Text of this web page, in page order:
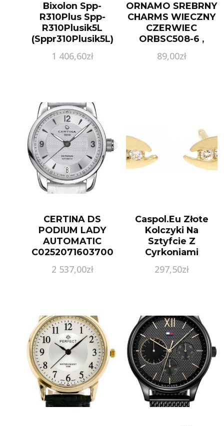
Bixolon Spp-
R310Plus Spp-
R310Plusik5L
(Sppr310Plusik5L)
1 406,60zł
ORNAMO SREBRNY
CHARMS WIECZNY
CZERWIEC
ORBSC508-6 ,
KOD RABATOWY:
89,00zł
CERTINA DS
PODIUM LADY
AUTOMATIC
C0252071603700
2 537,00zł
Caspol.Eu Złote
Kolczyki Na
Sztyfcie Z
Cyrkoniami
297,50zł